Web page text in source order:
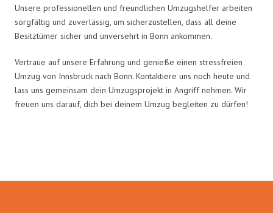
Unsere professionellen und freundlichen Umzugshelfer arbeiten
sorgfältig und zuverlässig, um sicherzustellen, dass all deine
Besitztümer sicher und unversehrt in Bonn ankommen.
Vertraue auf unsere Erfahrung und genieße einen stressfreien
Umzug von Innsbruck nach Bonn. Kontaktiere uns noch heute und
lass uns gemeinsam dein Umzugsprojekt in Angriff nehmen. Wir
freuen uns darauf, dich bei deinem Umzug begleiten zu dürfen!